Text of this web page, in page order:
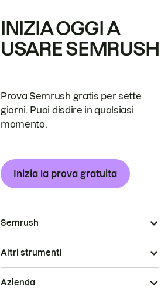
INIZIA OGGI A
USARE SEMRUSH
Prova Semrush gratis per sette
giorni. Puoi disdire in qualsiasi
momento.
Inizia la prova gratuita
Semrush
Altri strumenti
Azienda